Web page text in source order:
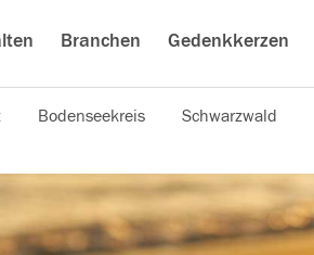
Branchen Gedenkkerzen
Bodenseekreis Schwarzwald